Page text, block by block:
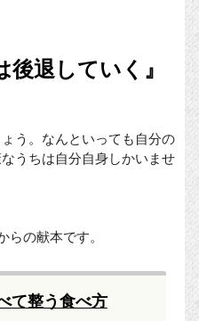
後退していく』
う。なんといっても自分の
うちは自分自身しかいませ
らの献本です。
て整う食べ方